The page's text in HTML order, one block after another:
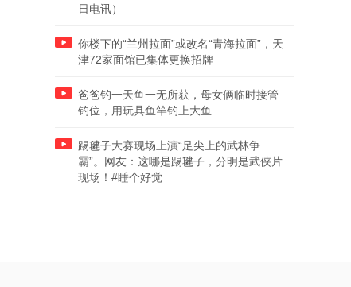
日电讯）
你楼下的“兰州拉面”或改名“青海拉面”，天
津72家面馆已集体更换招牌
爸爸钓一天鱼一无所获，母女俩临时接管
钓位，用玩具鱼竿钓上大鱼
踢毽子大赛现场上演“足尖上的武林争
霸”。网友：这哪是踢毽子，分明是武侠片
现场！#睡个好觉